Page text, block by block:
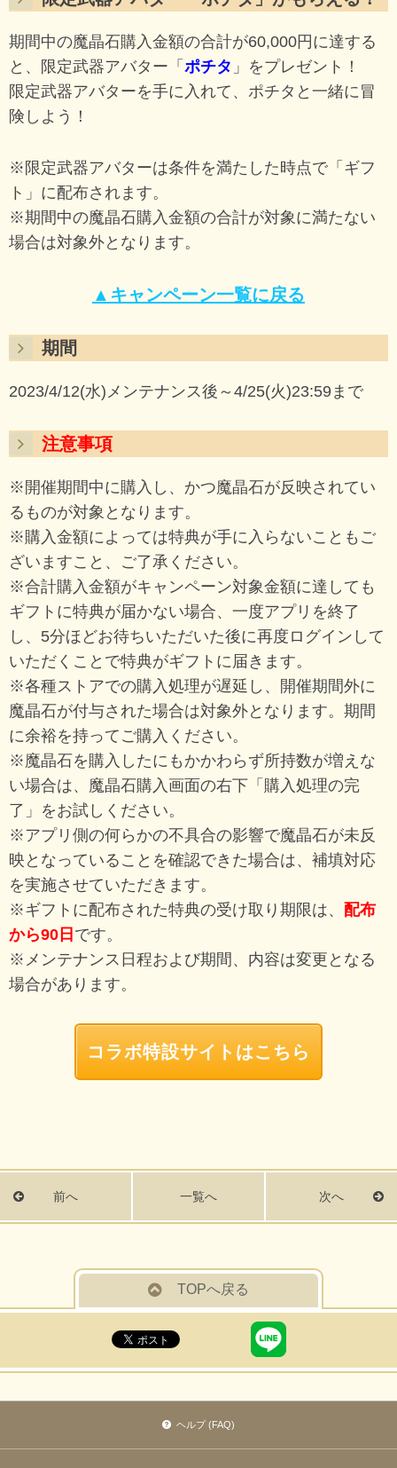
期間中の魔晶石購入金額の合計が60,000円に達する
と、限定武器アバター「 ポチタ 」をプレゼント！
限定武器アバターを手に入れて、ポチタと一緒に冒
険しよう！
※限定武器アバターは条件を満たした時点で「ギフ
ト」に配布されます。
※期間中の魔晶石購入金額の合計が対象に満たない
場合は対象外となります。
▲キャンペーン一覧に戻る
期間
2023/4/12(水)メンテナンス後～4/25(火)23:59まで
注意事項
※開催期間中に購入し、かつ魔晶石が反映されてい
るものが対象となります。
※購入金額によっては特典が手に入らないこともご
ざいますこと、ご了承ください。
※合計購入金額がキャンペーン対象金額に達しても
ギフトに特典が届かない場合、一度アプリを終了
し、5分ほどお待ちいただいた後に再度ログインして
いただくことで特典がギフトに届きます。
※各種ストアでの購入処理が遅延し、開催期間外に
魔晶石が付与された場合は対象外となります。期間
に余裕を持ってご購入ください。
※魔晶石を購入したにもかかわらず所持数が増えな
い場合は、魔晶石購入画面の右下「購入処理の完
了」をお試しください。
※アプリ側の何らかの不具合の影響で魔晶石が未反
映となっていることを確認できた場合は、補填対応
を実施させていただきます。
※ギフトに配布された特典の受け取り期限は、 配布
から90日 です。
※メンテナンス日程および期間、内容は変更となる
場合があります。
コラボ特設サイトはこちら
前へ 一覧へ 次へ
TOPへ戻る
ヘルプ (FAQ)